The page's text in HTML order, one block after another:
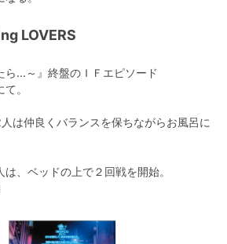
LOVERS
ら…～』終盤のＩＦエピソード
。
は仲良くバランスを保ちながらお風呂に
、ベッドの上で２回戦を開始。